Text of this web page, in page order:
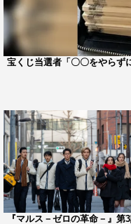
る中、動画集団「マル
を駆使し、巨大な権力
下していくことを誓う
宝くじ当選者「〇〇をやらず
『マルス－ゼロの革命－』